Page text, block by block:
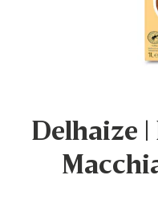
Delhaize